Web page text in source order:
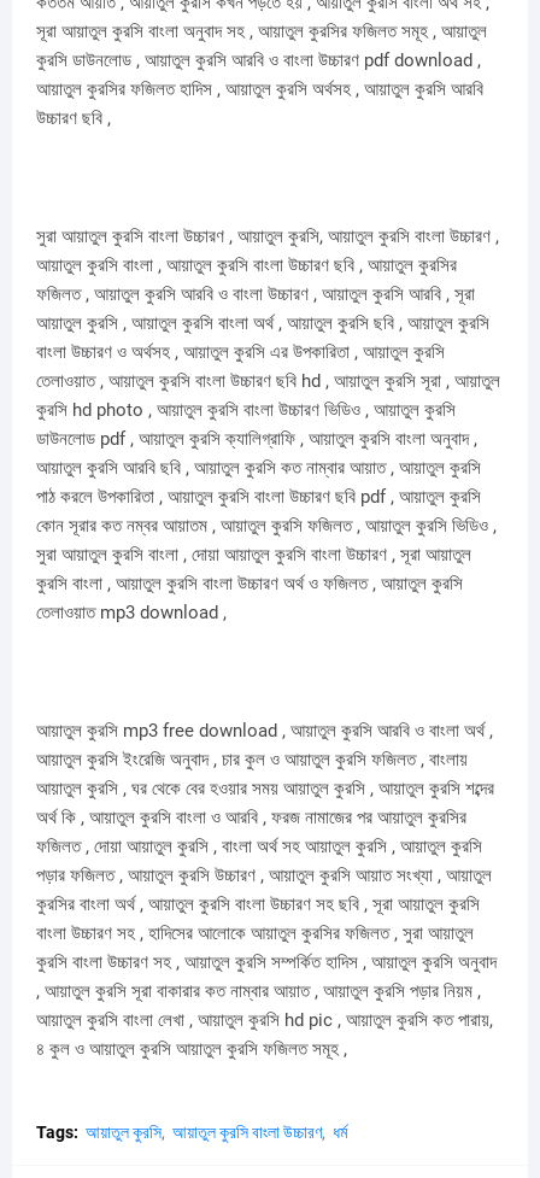
সূরা আয়াতুল কুরসি বাংলা অনুবাদ সহ , আয়াতুল কুরসির ফজিলত সমূহ , আয়াতুল
কুরসি ডাউনলোড , আয়াতুল কুরসি আরবি ও বাংলা উচ্চারণ pdf download ,
আয়াতুল কুরসির ফজিলত হাদিস , আয়াতুল কুরসি অর্থসহ , আয়াতুল কুরসি আরবি
উচ্চারণ ছবি ,
সুরা আয়াতুল কুরসি বাংলা উচ্চারণ , আয়াতুল কুরসি, আয়াতুল কুরসি বাংলা উচ্চারণ ,
আয়াতুল কুরসি বাংলা , আয়াতুল কুরসি বাংলা উচ্চারণ ছবি , আয়াতুল কুরসির
ফজিলত , আয়াতুল কুরসি আরবি ও বাংলা উচ্চারণ , আয়াতুল কুরসি আরবি , সূরা
আয়াতুল কুরসি , আয়াতুল কুরসি বাংলা অর্থ , আয়াতুল কুরসি ছবি , আয়াতুল কুরসি
বাংলা উচ্চারণ ও অর্থসহ , আয়াতুল কুরসি এর উপকারিতা , আয়াতুল কুরসি
তেলাওয়াত , আয়াতুল কুরসি বাংলা উচ্চারণ ছবি hd , আয়াতুল কুরসি সূরা , আয়াতুল
কুরসি hd photo , আয়াতুল কুরসি বাংলা উচ্চারণ ভিডিও , আয়াতুল কুরসি
ডাউনলোড pdf , আয়াতুল কুরসি ক্যালিগ্রাফি , আয়াতুল কুরসি বাংলা অনুবাদ ,
আয়াতুল কুরসি আরবি ছবি , আয়াতুল কুরসি কত নাম্বার আয়াত , আয়াতুল কুরসি
পাঠ করলে উপকারিতা , আয়াতুল কুরসি বাংলা উচ্চারণ ছবি pdf , আয়াতুল কুরসি
কোন সূরার কত নম্বর আয়াতম , আয়াতুল কুরসি ফজিলত , আয়াতুল কুরসি ভিডিও ,
সুরা আয়াতুল কুরসি বাংলা , দোয়া আয়াতুল কুরসি বাংলা উচ্চারণ , সূরা আয়াতুল
কুরসি বাংলা , আয়াতুল কুরসি বাংলা উচ্চারণ অর্থ ও ফজিলত , আয়াতুল কুরসি
তেলাওয়াত mp3 download ,
আয়াতুল কুরসি mp3 free download , আয়াতুল কুরসি আরবি ও বাংলা অর্থ ,
আয়াতুল কুরসি ইংরেজি অনুবাদ , চার কুল ও আয়াতুল কুরসি ফজিলত , বাংলায়
আয়াতুল কুরসি , ঘর থেকে বের হওয়ার সময় আয়াতুল কুরসি , আয়াতুল কুরসি শব্দের
অর্থ কি , আয়াতুল কুরসি বাংলা ও আরবি , ফরজ নামাজের পর আয়াতুল কুরসির
ফজিলত , দোয়া আয়াতুল কুরসি , বাংলা অর্থ সহ আয়াতুল কুরসি , আয়াতুল কুরসি
পড়ার ফজিলত , আয়াতুল কুরসি উচ্চারণ , আয়াতুল কুরসি আয়াত সংখ্যা , আয়াতুল
কুরসির বাংলা অর্থ , আয়াতুল কুরসি বাংলা উচ্চারণ সহ ছবি , সূরা আয়াতুল কুরসি
বাংলা উচ্চারণ সহ , হাদিসের আলোকে আয়াতুল কুরসির ফজিলত , সুরা আয়াতুল
কুরসি বাংলা উচ্চারণ সহ , আয়াতুল কুরসি সম্পর্কিত হাদিস , আয়াতুল কুরসি অনুবাদ
, আয়াতুল কুরসি সূরা বাকারার কত নাম্বার আয়াত , আয়াতুল কুরসি পড়ার নিয়ম ,
আয়াতুল কুরসি বাংলা লেখা , আয়াতুল কুরসি hd pic , আয়াতুল কুরসি কত পারায়,
৪ কুল ও আয়াতুল কুরসি আয়াতুল কুরসি ফজিলত সমূহ ,
Tags: আয়াতুল কুরসি আয়াতুল কুরসি বাংলা উচ্চারণ ধর্ম